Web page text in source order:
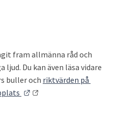
fram allmänna råd och
Du kan även läsa vidare
buller och riktvärden på
Länk till annan